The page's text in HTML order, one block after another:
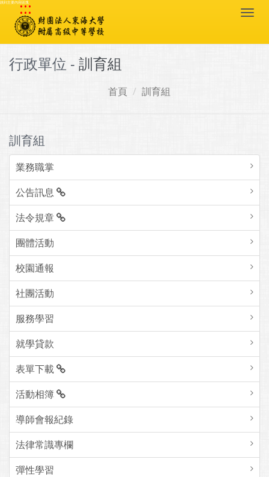
跳到主要內容區塊
:::
行政單位 - 訓育組
首頁 訓育組
訓育組
業務職掌
公告訊息
法令規章
團體活動
校園通報
社團活動
服務學習
就學貸款
表單下載
活動相簿
導師會報紀錄
法律常識專欄
彈性學習